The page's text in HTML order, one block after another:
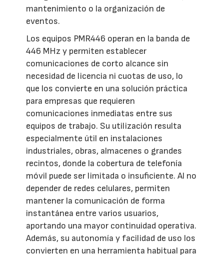
mantenimiento o la organización de
eventos.
Los equipos PMR446 operan en la banda de
446 MHz y permiten establecer
comunicaciones de corto alcance sin
necesidad de licencia ni cuotas de uso, lo
que los convierte en una solución práctica
para empresas que requieren
comunicaciones inmediatas entre sus
equipos de trabajo. Su utilización resulta
especialmente útil en instalaciones
industriales, obras, almacenes o grandes
recintos, donde la cobertura de telefonía
móvil puede ser limitada o insuficiente. Al no
depender de redes celulares, permiten
mantener la comunicación de forma
instantánea entre varios usuarios,
aportando una mayor continuidad operativa.
Además, su autonomía y facilidad de uso los
convierten en una herramienta habitual para